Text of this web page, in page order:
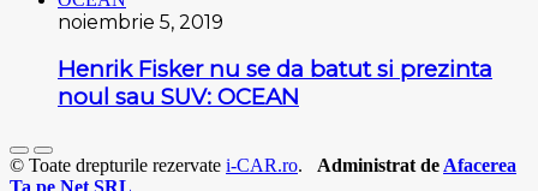
noiembrie 5, 2019
Henrik Fisker nu se da batut si prezinta
noul sau SUV: OCEAN
© Toate drepturile rezervate i-CAR.ro. Administrat de Afacerea